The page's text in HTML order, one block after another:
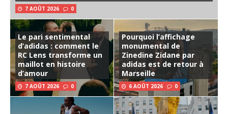
7 AOÛT 2026 0
Le pari sentimental
d’adidas : comment le
RC Lens transforme un
maillot en histoire
d’amour
7 AOÛT 2026 0
Pourquoi l’affichage
monumental de
Zinedine Zidane par
adidas est de retour à
Marseille
6 AOÛT 2026 0